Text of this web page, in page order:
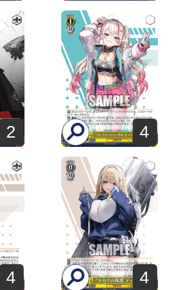
2 4
4 4